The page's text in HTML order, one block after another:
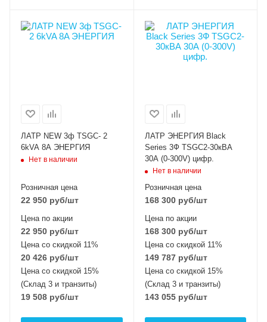
ЛАТР NEW 3ф TSGC- 2
6kVA 8A ЭНЕРГИЯ
Нет в наличии
Розничная цена
22 950 руб/шт
Цена по акции
22 950 руб/шт
Цена со скидкой 11%
20 426 руб/шт
Цена со скидкой 15%
(Склад 3 и транзиты)
19 508 руб/шт
ЛАТР ЭНЕРГИЯ Black
Series 3Ф TSGC2-30кВА
30А (0-300V) цифр.
Нет в наличии
Розничная цена
168 300руб/шт
Цена по акции
168 300руб/шт
Цена со скидкой 11%
149 787руб/шт
Цена со скидкой 15%
(Склад 3 и транзиты)
143 055руб/шт